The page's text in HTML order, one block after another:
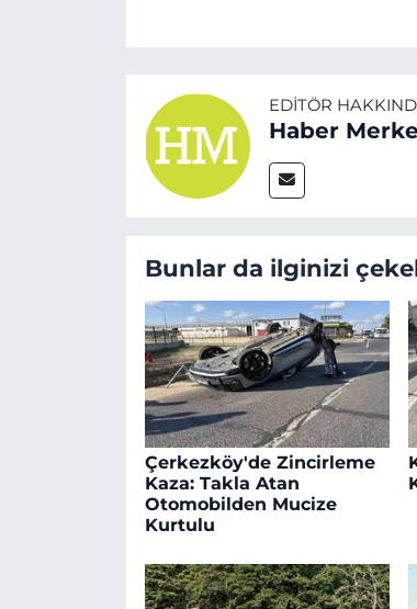
EDITÖR
Haber
Bunlar da ilginizi
Çerkezköy'de Zincirleme
Kaza: Takla Atan
Otomobilden Mucize
Kurtulu